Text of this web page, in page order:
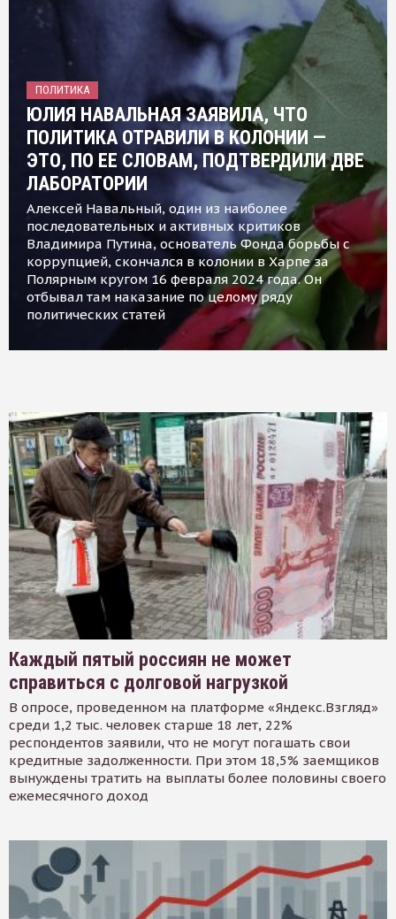
ПОЛИТИКА
ЮЛИЯ НАВАЛЬНАЯ ЗАЯВИЛА, ЧТО
ПОЛИТИКА ОТРАВИЛИ В КОЛОНИИ —
ЭТО, ПО ЕЕ СЛОВАМ, ПОДТВЕРДИЛИ ДВЕ
ЛАБОРАТОРИИ
Алексей Навальный, один из наиболее
последовательных и активных критиков
Владимира Путина, основатель Фонда борьбы с
коррупцией, скончался в колонии в Харпе за
Полярным кругом 16 февраля 2024 года. Он
отбывал там наказание по целому ряду
политических статей
Каждый пятый россиян не может
справиться с долговой нагрузкой
В опросе, проведенном на платформе «Яндекс.Взгляд»
среди 1,2 тыс. человек старше 18 лет, 22%
респондентов заявили, что не могут погашать свои
кредитные задолженности. При этом 18,5% заемщиков
вынуждены тратить на выплаты более половины своего
ежемесячного доход